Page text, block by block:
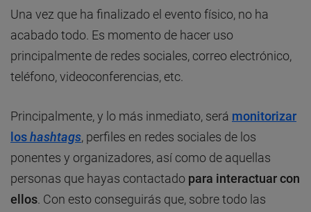
Una vez que ha finalizado el evento físico, no ha
acabado todo. Es momento de hacer uso
principalmente de redes sociales, correo electrónico,
teléfono, videoconferencias, etc.
Principalmente, y lo más inmediato, será monitorizar
loshashtags, perfiles en redes sociales de los
ponentes y organizadores, así como de aquellas
personas que hayas contactado para interactuar con
ellos . Con esto conseguirás que, sobre todo las